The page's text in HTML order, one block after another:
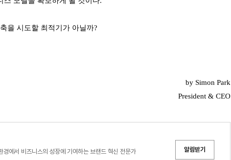
을 시도할 최적기가 아닐까?
by Simon Park
President & CEO
에서 비즈니스의 성장에 기여하는 브랜드 혁신 전문가
알림받기